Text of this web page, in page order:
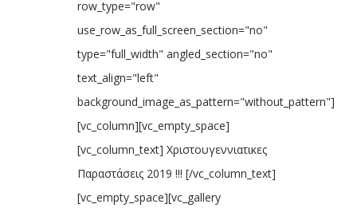
row_type="row"
use_row_as_full_screen_section="no"
type="full_width" angled_section="no"
text_align="left"
background_image_as_pattern="without_pattern"]
[vc_column][vc_empty_space]
[vc_column_text] Χριστουγεννιατικες
Παραστάσεις 2019 !!! [/vc_column_text]
[vc_empty_space][vc_gallery